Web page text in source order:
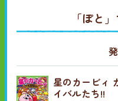
「ぽと
星のカービィ
イバルたち!!